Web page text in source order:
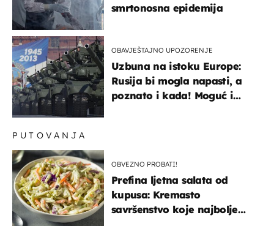
smrtonosna epidemija
OBAVJEŠTAJNO UPOZORENJE
Uzbuna na istoku Europe:
Rusija bi mogla napasti, a
poznato i kada! Moguć i
PUTOVANJA
OBVEZNO PROBATI!
Prefina ljetna salata od
kupusa: Kremasto
savršenstvo koje najbolje